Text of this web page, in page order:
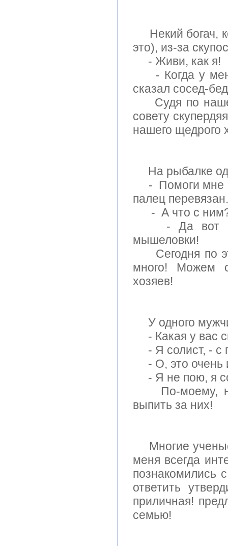
Некий богач,
это), из-за
- Живи, как я!
- Когда у меня
сказал сосед-
Судя по
совету
нашего щедрого
На рыбалке
- Помоги мне
палец перевязан.
- А что с
- Да вот
мышеловки!
Сегодня по
много! Можем
хозяев!
У одного
- Какая у вас
- Я солист, - с
- О, это очень
- Я не пою, я
По-моему,
выпить за них!
Многие
меня всегда
познакомились
ответить
приличная!
семью!